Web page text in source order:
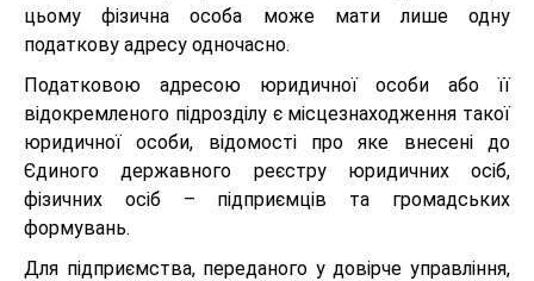
цьому фізична особа може мати лише одну
податкову адресу одночасно.
Податковою адресою юридичної особи або її
відокремленого підрозділу є місцезнаходження такої
юридичної особи, відомості про яке внесені до
Єдиного державного реєстру юридичних осіб,
фізичних осіб – підприємців та громадських
формувань.
Для підприємства, переданого у довірче управління,